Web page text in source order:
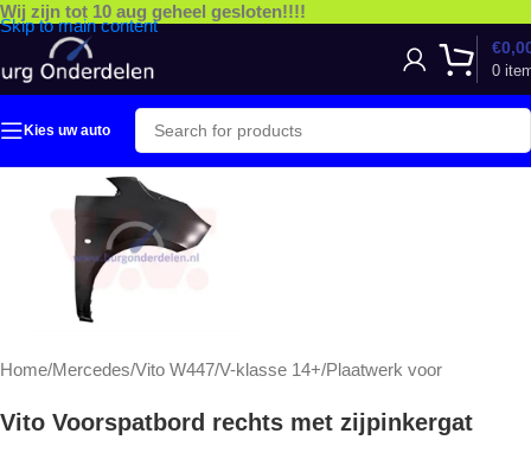
Skip to main content
Wij zijn tot 10 aug geheel gesloten!!!!
0
€
Kies uw auto
Home/Mercedes/Vito W447/V-klasse 14+/Plaatwerk voor
Vito Voorspatbord rechts met zijpinkergat